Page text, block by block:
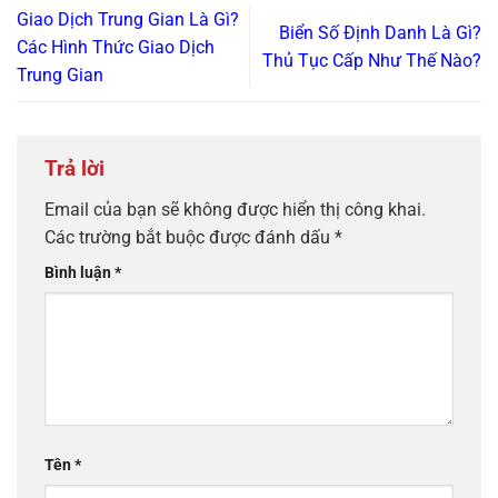
Giao Dịch Trung Gian Là Gì?
Các Hình Thức Giao Dịch
Trung Gian
Biển Số Định Danh Là Gì?
Thủ Tục Cấp Như Thế Nào?
Trả lời
Email của bạn sẽ không được hiển thị công khai.
Các trường bắt buộc được đánh dấu *
Bình luận*
Tên*